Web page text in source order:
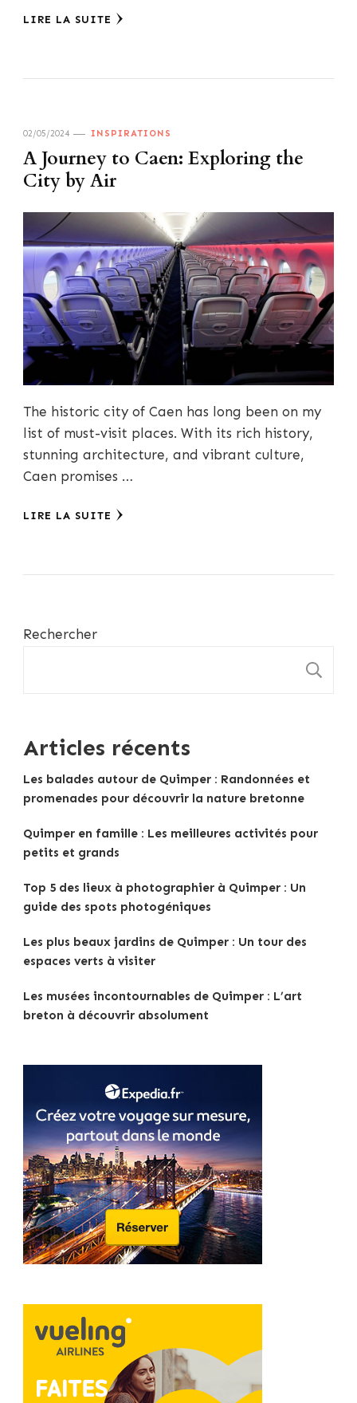
LIRE LA SUITE
02/05/2024 INSPIRATIONS
A Journey to Caen: Exploring the
City by Air
The historic city of Caen has long been on my
list of must-visit places. With its rich history,
stunning architecture, and vibrant culture,
Caen promises …
LIRE LA SUITE
Rechercher
Articles récents
Les balades autour de Quimper : Randonnées et
promenades pour découvrir la nature bretonne
Quimper en famille : Les meilleures activités pour
petits et grands
Top 5 des lieux à photographier à Quimper : Un
guide des spots photogéniques
Les plus beaux jardins de Quimper : Un tour des
espaces verts à visiter
Les musées incontournables de Quimper : L’art
breton à découvrir absolument